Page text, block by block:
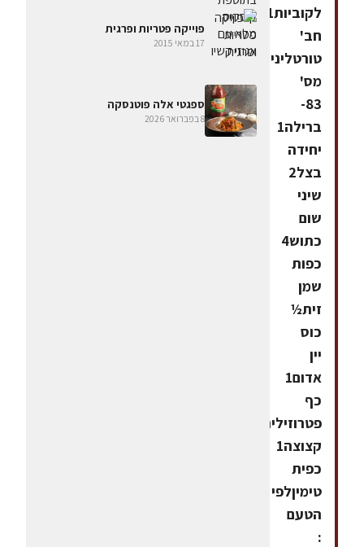
לקוביות1
חב'
טורטליני
מס'
83-
ברילה1
יחידה
בצל2
שיני
שום
כתוש4
כפות
שמן
זית½
כוס
יין
אדום1
כף
פטרוזיליה
קצוצה1
כפית
טימיןלפי
הטעם
:
פוייקה פטריות ופרגית
17 במאי 2015
ספגטי אלה פוטנסקה
8 בפברואר 2026